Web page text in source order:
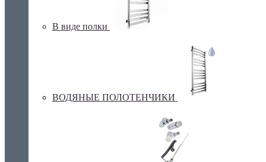
В виде полки
ВОДЯНЫЕ ПОЛОТЕНЧИКИ